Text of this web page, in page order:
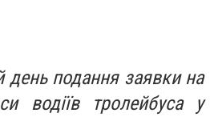
день подання заявки на
водіїв тролейбуса у